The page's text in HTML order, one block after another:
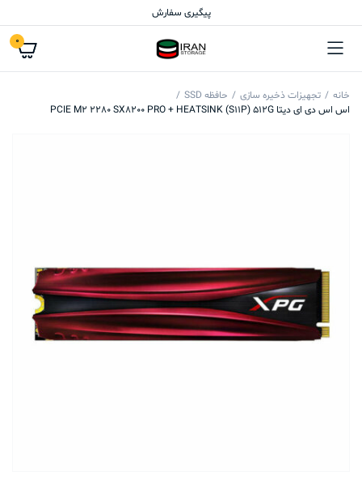
پیگیری سفارش
0
خانه تجهیزات ذخیره سازی
حافظه SSD
اس اس دی ای دیتا PCIE M2 2280 SX8200 PRO + HEATSINK (S11P) 512G